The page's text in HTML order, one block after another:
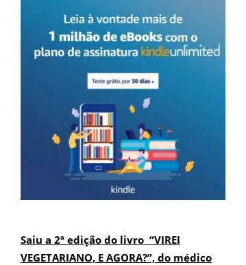
Saiu a 2ª edição do livro “VIREI
VEGETARIANO, E AGORA?”, do médico